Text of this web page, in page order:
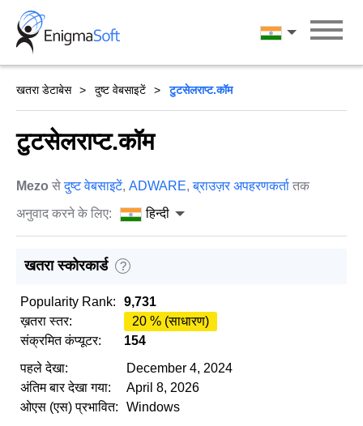
Skip
content
हिन्दी
खतरा डेटाबेस दुष्ट वेबसाइटें टुटसेलराप्ट.कॉम
टुटसेलराप्ट.कॉम
Mezo सेदुष्ट वेबसाइटें, ADWARE,ब्राउज़र अपहरणकर्ता तक
अनुवाद करने के लिए:
हिन्दी
खतरा स्कोरकार्ड ?
Popularity Rank:
9,731
ख़तरा स्तर:
20 % (साधारण)
संक्रमित कंप्यूटर:
154
पहले देखा:
December 4, 2024
अंतिम बार देखा गया:
April 8, 2026
ओएस (एस) प्रभावित:
Windows